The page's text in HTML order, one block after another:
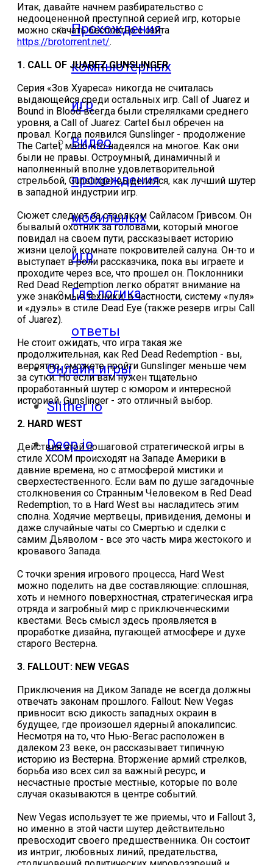
Прохождения
компьютерных
игр
Видео
прохождения
мобильных
игр
Где логика
ответы
Онлайн игры
Slither io
Deep io
Итак, давайте начнем разбирательство с
недооцененной преступной серией игр, которые
можно скачать бесплатно с сайта
https://brotorrent.net/.
1. CALL OF JUAREZ GUNSLINGER
Серия «Зов Хуареса» никогда не считалась
выдающейся среди остальных игр. Call of Juarez и
Bound in Blood всегда были стрелялками среднего
уровня, а Call of Juarez: Cartel был обречен на
провал. Когда появился Gunslinger - продолжение
The Cartel, мало кто надеялся на многое. Как они
были не правы. Остроумный, динамичный и
наполненный вполне удовлетворительной
стрельбой, Gunslinger выделился, как лучший шутер
в западной индустрии игр.
Сюжет следует за стрелком Сайласом Гривсом. Он
бывалый охотник за головами, который многое
повидал на своем пути, рассказывает историю
жизни целой комнате покровителей салуна. Он-то и
выступает в роли рассказчика, пока вы играете и
проходите через все, что прошел он. Поклонники
Red Dead Redemption легко обратят внимание на
уже знакомые техники, в частности, систему «пуля»
и «дуэль» в стиле Dead Eye (также резерв игры Call
of Juarez).
Не стоит ожидать, что игра такая же
продолжительная, как Red Dead Redemption - вы,
вероятно, сможете пройти Gunslinger меньше чем
за сутки. Но если вам нужен тщательно
проработанный шутер с юмором и интересной
историей, Gunslinger - это отличный выбор.
2. HARD WEST
Действия этой пошаговой стратегической игры в
стиле XCOM происходят на Западе Америки в
давние времена, но с атмосферой мистики и
сверхестественного. Если вам по душе загадочные
столкновения со Странным Человеком в Red Dead
Redemption, то в Hard West вы насладитесь этим
сполна. Ходячие мертвецы, привидения, демоны и
даже случайные чаты со Смертью и сделки с
самим Дьяволом - все это часть мира жестокого и
кровавого Запада.
С точки зрения игрового процесса, Hard West
можно поделить на две составляющие: сплошная,
хоть и немного поверхностная, стратегическая игра
отряда и загробный мир с приключенческими
квестами. Весь смысл здесь проявляется в
проработке дизайна, пугающей атмосфере и духе
старого Вестерна.
3. FALLOUT: NEW VEGAS
Приключения на Диком Западе не всегда должны
отвечать законам прошлого. Fallout: New Vegas
привносит всю дикость западных окраин в
будущее, где произошел ядерный апокалипсис.
Несмотря на то, что Нью-Вегас расположен в
далеком 23 веке, он рассказывает типичную
историю из Вестерна. Вторжение армий стрелков,
борьба изо всех сил за важный ресурс, и
несчастные простые местные, которые по воле
случая оказываются в центре событий.
New Vegas использует те же приемы, что и Fallout 3,
но именно в этой части шутер действительно
превосходит своего предшественника. Он состоит
из интриг, любовных линий, предательства,